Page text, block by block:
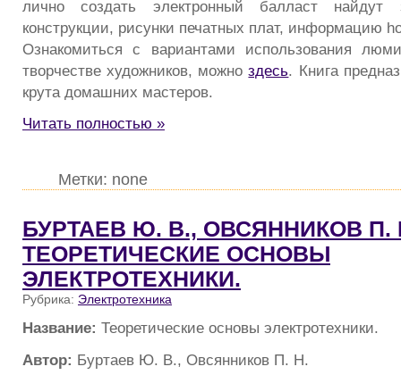
лично создать электронный балласт найдут
конструкции, рисунки печатных плат, информацию
Ознакомиться с вариантами использования
творчестве художников, можноздесь. Книга
крута домашних мастеров.
Читать полностью »
Метки: none
БУРТАЕВ Ю. В., ОВСЯННИКОВ П.
ТЕОРЕТИЧЕСКИЕ ОСНОВЫ
ЭЛЕКТРОТЕХНИКИ.
Рубрика: Электротехника
Название: Теоретические основы электротехники.
Автор: Буртаев Ю. В., Овсянников П. Н.